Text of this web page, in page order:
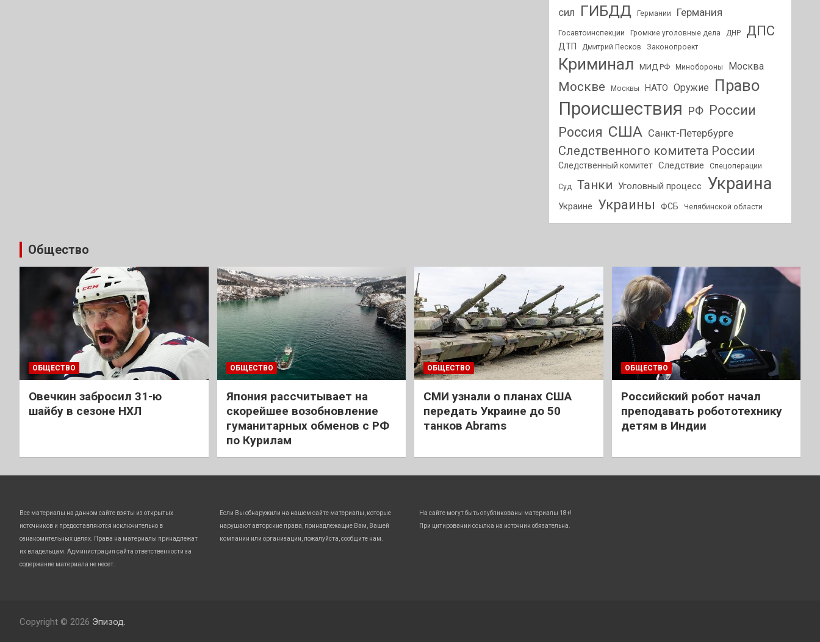
сил
ГИБДД Германии Германия
Госавтоинспекции Громкие уголовные дела ДНР ДПС
ДТП Дмитрий Песков Законопроект
Криминал МИД РФ Минобороны Москва
Москве Москвы НАТО Оружие Право
Происшествия РФ России
Россия США Санкт-Петербурге
Следственного комитета России
Следственный комитет Следствие Спецоперации
Суд Танки Уголовный процесс Украина
Украине Украины ФСБ Челябинской области
Общество
ОБЩЕСТВО
Овечкин забросил 31-ю
шайбу в сезоне НХЛ
ОБЩЕСТВО
Япония рассчитывает на
скорейшее возобновление
гуманитарных обменов с РФ
по Курилам
ОБЩЕСТВО
СМИ узнали о планах США
передать Украине до 50
танков Abrams
ОБЩЕСТВО
Российский робот начал
преподавать робототехнику
детям в Индии
Все материалы на данном сайте взяты из открытых
источников и предоставляются исключительно в
ознакомительных целях. Права на материалы принадлежат
их владельцам. Администрация сайта ответственности за
содержание материала не несет.
Если Вы обнаружили на нашем сайте материалы, которые
нарушают авторские права, принадлежащие Вам, Вашей
компании или организации, пожалуйста, сообщите нам.
На сайте могут быть опубликованы материалы 18+!
При цитировании ссылка на источник обязательна.
Copyright © 2026 Эпизод.